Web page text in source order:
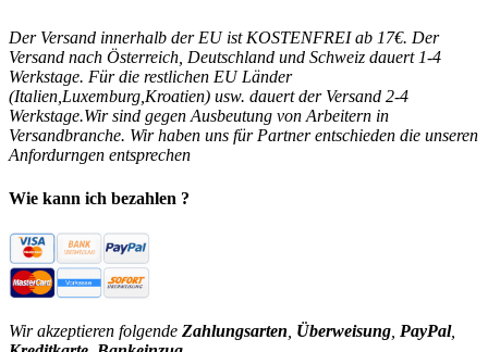
Der Versand innerhalb der EU ist KOSTENFREI ab 17€. Der
Versand nach Österreich, Deutschland und Schweiz dauert 1-4
Werkstage. Für die restlichen EU Länder
(Italien,Luxemburg,Kroatien) usw. dauert der Versand 2-4
Werkstage.Wir sind gegen Ausbeutung von Arbeitern in
Versandbranche. Wir haben uns für Partner entschieden die unseren
Anfordurngen entsprechen
Wie kann ich bezahlen ?
Wir akzeptieren folgende Zahlungsarten Überweisung PayPal,